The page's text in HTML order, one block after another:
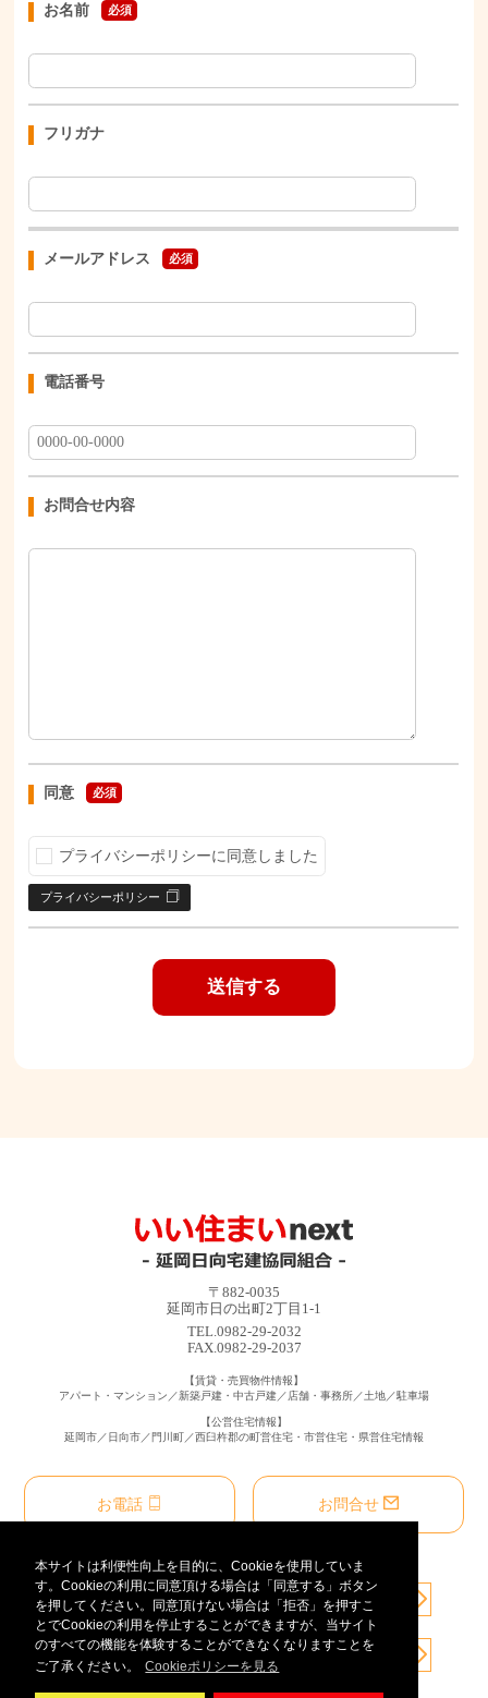
本サイトは利便性向上を目的に、Cookieを使用していま
す。Cookieの利用に同意頂ける場合は「同意する」ボタン
を押してください。同意頂けない場合は「拒否」を押すこ
とでCookieの利用を停止することができますが、当サイト
のすべての機能を体験することができなくなりますことを
ご了承ください。
Cookieポリシーを見る
お名前 必須
フリガナ
メールアドレス 必須
電話番号
お問合せ内容
同意 必須
プライバシーポリシーに同意しました
プライバシーポリシー
〒882-0035
延岡市日の出町2丁目1-1
TEL.0982-29-2032
FAX.0982-29-2037
【賃貸・売買物件情報】
アパート・マンション／新築戸建・中古戸建／店舗・事務所／土地／駐車場
【公営住宅情報】
延岡市／日向市／門川町／西臼杵郡の町営住宅・市営住宅・県営住宅情報
お電話 お問合せ